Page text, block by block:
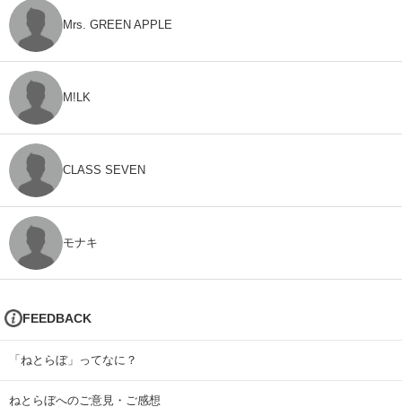
Mrs. GREEN APPLE
M!LK
CLASS SEVEN
モナキ
FEEDBACK
「ねとらぼ」ってなに？
ねとらぼへのご意見・ご感想